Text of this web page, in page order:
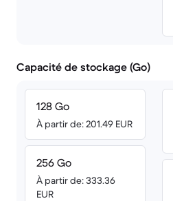
Capacité de stockage (Go)
128 Go
À partir de: 201.49 EUR
256 Go
À partir de: 333.36
EUR